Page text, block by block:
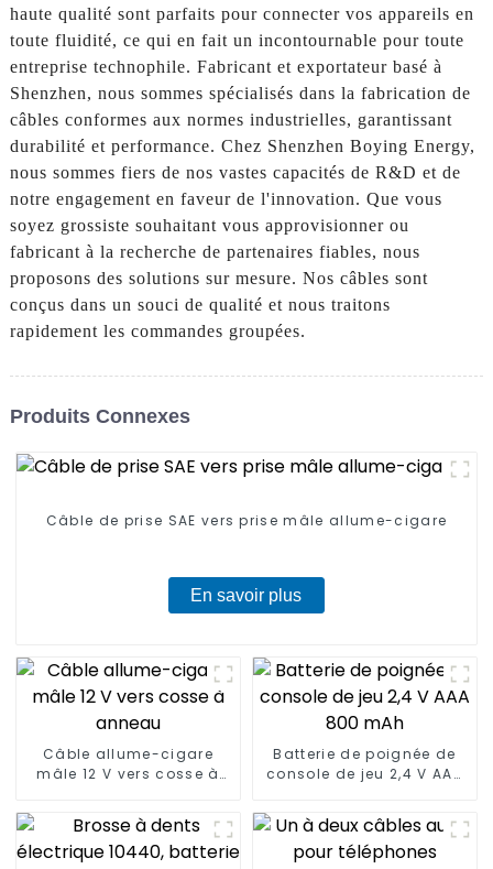
haute qualité sont parfaits pour connecter vos appareils en
toute fluidité, ce qui en fait un incontournable pour toute
entreprise technophile. Fabricant et exportateur basé à
Shenzhen, nous sommes spécialisés dans la fabrication de
câbles conformes aux normes industrielles, garantissant
durabilité et performance. Chez Shenzhen Boying Energy,
nous sommes fiers de nos vastes capacités de R&D et de
notre engagement en faveur de l'innovation. Que vous
soyez grossiste souhaitant vous approvisionner ou
fabricant à la recherche de partenaires fiables, nous
proposons des solutions sur mesure. Nos câbles sont
conçus dans un souci de qualité et nous traitons
rapidement les commandes groupées.
Produits Connexes
Câble de prise SAE vers prise mâle allume-cigare
En savoir plus
Câble allume-cigare
mâle 12 V vers cosse à
Batterie de poignée de
console de jeu 2,4 V AAA